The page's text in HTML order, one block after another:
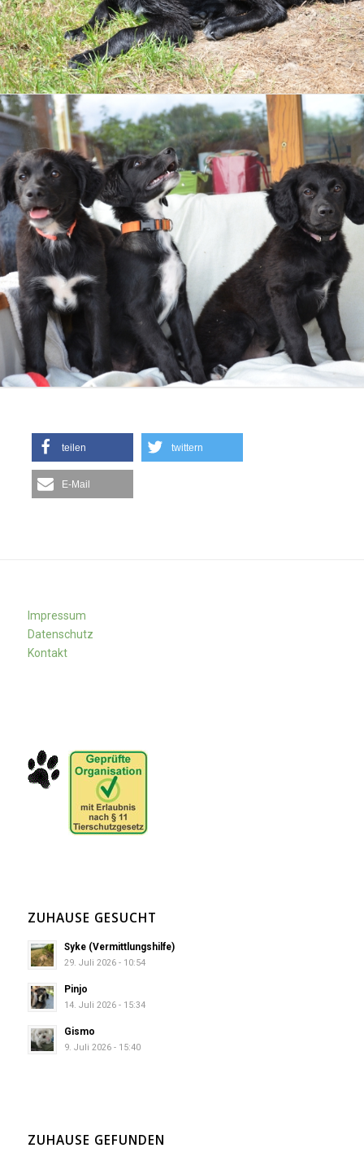
teilen twittern
E-Mail
Impressum
Datenschutz
Kontakt
ZUHAUSE GESUCHT
Syke (Vermittlungshilfe)
29. Juli 2026 - 10:54
Pinjo
14. Juli 2026 - 15:34
Gismo
9. Juli 2026 - 15:40
ZUHAUSE GEFUNDEN